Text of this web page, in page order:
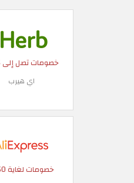
خصومات تصل إلى 25%
اي هيرب
خصومات لغاية 50%